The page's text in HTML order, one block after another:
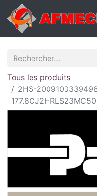
Tous les produits
2HS-